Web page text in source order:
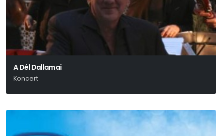
A Dél Dallamai
Koncert